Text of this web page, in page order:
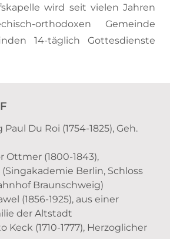
wird seit vielen Jahren
orthodoxen Gemeinde
14-täglich Gottesdienste
Du Roi (1754-1825), Geh.
Ottmer (1800-1843),
(Singakademie Berlin, Schloss
Braunschweig)
(1856-1925), aus einer
der Altstadt
Keck (1710-1777), Herzoglicher